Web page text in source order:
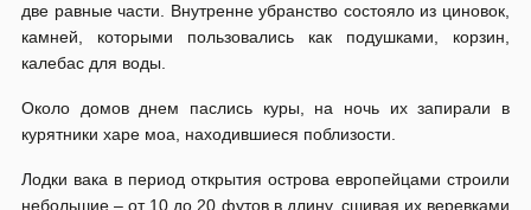
две равные части. Внутренне убранство состояло из циновок,
камней, которыми пользовались как подушками, корзин,
калебас для воды.
Около домов днем паслись куры, на ночь их запирали в
курятники харе моа, находившиеся поблизости.
Лодки вака в период открытия острова европейцами строили
небольшие – от 10 до 20 футов в длину, сшивая их веревками